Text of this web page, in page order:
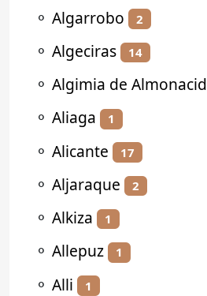
⚬ Algarrobo 2
⚬ Algeciras 14
⚬ Algimia de Almonacid
⚬ Aliaga 1
⚬ Alicante 17
⚬ Aljaraque 2
⚬ Alkiza 1
⚬ Allepuz 1
⚬ Alli 1